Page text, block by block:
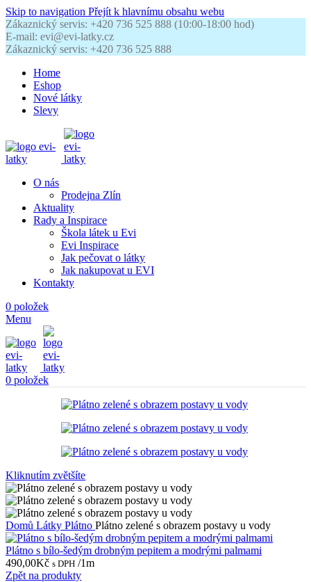
Skip to navigation Přejít k hlavnímu obsahu webu
Zákaznický servis: +420 736 525 888 (10:00-18:00 hod)
E-mail: evi@evi-latky.cz
Zákaznický servis: +420 736 525 888
Home
Eshop
Nové látky
Slevy
O nás
Prodejna Zlín
Aktuality
Rady a Inspirace
Škola látek u Evi
Evi Inspirace
Jak pečovat o látky
Jak nakupovat u EVI
Kontakty
0 položek
Menu
0 položek
Kliknutím zvětšíte
Domů Látky Plátno Plátno zelené s obrazem postavy u vody
Plátno s bílo-šedým drobným pepitem a modrými palmami
490,00Kč s DPH /1m
Zpět na produkty